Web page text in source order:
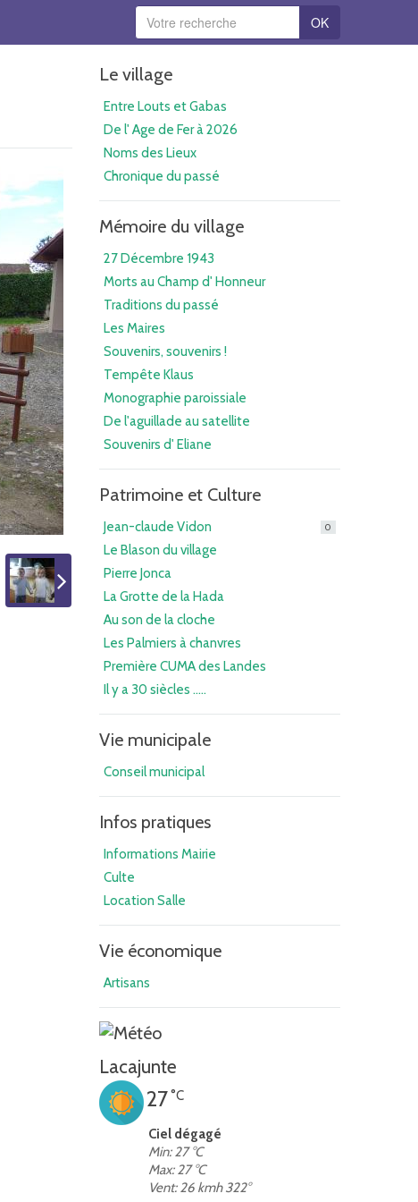
OK
Le village
Entre Louts et Gabas
De l' Age de Fer à 2026
Noms des Lieux
Chronique du passé
Mémoire du village
27 Décembre 1943
Morts au Champ d' Honneur
Traditions du passé
Les Maires
Souvenirs, souvenirs !
Tempête Klaus
Monographie paroissiale
De l'aguillade au satellite
Souvenirs d' Eliane
Patrimoine et Culture
Jean-claude Vidon 0
Le Blason du village
Pierre Jonca
La Grotte de la Hada
Au son de la cloche
Les Palmiers à chanvres
Première CUMA des Landes
Il y a 30 siècles .....
Vie municipale
Conseil municipal
Infos pratiques
Informations Mairie
Culte
Location Salle
Vie économique
Artisans
Lacajunte
27°C
Ciel dégagé
Min: 27 °C
Max: 27 °C
Vent: 26 kmh 322°